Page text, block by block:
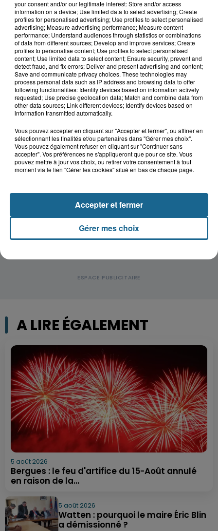
Dunkerque : trois femmes mortes au large de
la digue du Braek
Hazebrouck : victime d'un accident,
Lucas s'en est allé brutalement...
Disparition inquiétante à Cappelle-
la-Grande : Michael, 41 ans...
Accident à Grand-Fort-Philippe : le
A LIRE ÉGALEMENT
5 août 2026
Bergues : le feu d'artifice du 15-Août annulé
en raison de la...
5 août 2026
Watten : pourquoi le maire Éric Blin
a démissionné ?
your consent and/or our legitimate interest: Store and/or access
information on a device; Use limited data to select advertising; Create
profiles for personalised advertising; Use profiles to select personalised
advertising; Measure advertising performance; Measure content
performance; Understand audiences through statistics or combinations
of data from different sources; Develop and improve services; Create
profiles to personalise content; Use profiles to select personalised
content; Use limited data to select content; Ensure security, prevent and
detect fraud, and fix errors; Deliver and present advertising and content;
Save and communicate privacy choices. These technologies may
process personal data such as IP address and browsing data to offer
following functionalities: Identify devices based on information actively
requested; Use precise geolocation data; Match and combine data from
other data sources; Link different devices; Identify devices based on
information transmitted automatically.
Vous pouvez accepter en cliquant sur "Accepter et fermer", ou affiner en
sélectionnant les finalités et/ou partenaires dans "Gérer mes choix".
Vous pouvez également refuser en cliquant sur "Continuer sans
accepter". Vos préférences ne s'appliqueront que pour ce site. Vous
pouvez mettre à jour vos choix, ou retirer votre consentement à tout
moment via le lien "Gérer les cookies" situé en bas de chaque page.
Gérer mes choix
Accepter et fermer